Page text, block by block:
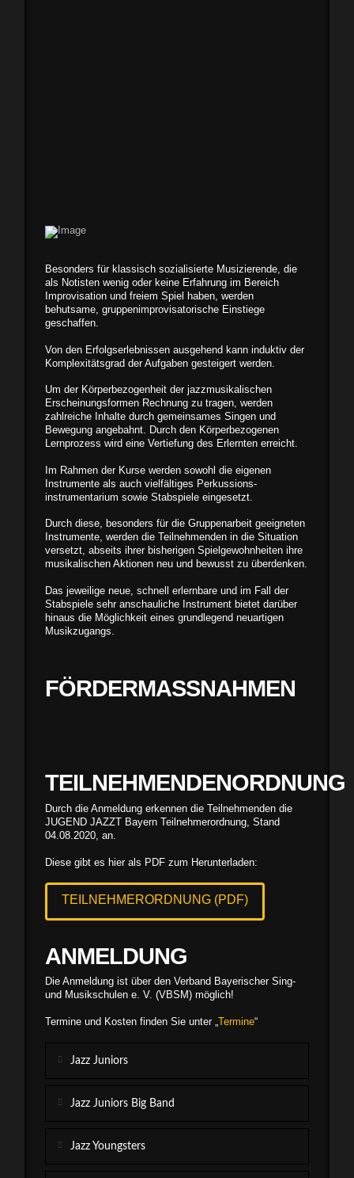
Besonders für klassisch sozialisierte Musizierende, die
als Notisten wenig oder keine Erfahrung im Bereich
Improvisation und freiem Spiel haben, werden
behutsame, gruppenimpro­visatorische Einstiege
geschaffen.
Von den Erfolgserlebnissen ausgehend kann induktiv der
Komplexitätsgrad der Aufgaben gesteigert werden.
Um der Körperbezogenheit der jazz­musikalischen
Erscheinungsformen Rech­nung zu tragen, werden
zahlreiche Inhalte durch gemeinsames Singen und
Bewegung angebahnt. Durch den Körperbezogenen
Lernprozess wird eine Vertiefung des Erlernten erreicht.
Im Rahmen der Kurse werden sowohl die eigenen
Instrumente als auch vielfältiges Perkussions­
instrumentarium sowie Stabspiele eingesetzt.
Durch diese, besonders für die Gruppen­arbeit geeigneten
Instrumente, werden die Teilnehmenden in die Situation
versetzt, abseits ihrer bishe­rigen Spielgewohnheiten ihre
musikalischen Ak­tionen neu und bewusst zu überdenken.
Das jeweilige neue, schnell er­lernbare und im Fall der
Stabspiele sehr anschauliche Instrument bietet darüber
hinaus die Möglichkeit eines grundlegend neuartigen
Musikzugangs.
FÖRDERMASSNAHMEN
TEILNEHMENDENORDNUNG
Durch die Anmeldung erkennen die Teilnehmenden die
JUGEND JAZZT Bayern Teilnehmerordnung, Stand
04.08.2020, an.
Diese gibt es hier als PDF zum Herunterladen:
TEILNEHMERORDNUNG (PDF)
ANMELDUNG
Die Anmeldung ist über den Verband Bayerischer Sing-
und Musikschulen e. V. (VBSM) möglich!
Termine und Kosten finden Sie unter „ Termine“
Jazz Juniors
Jazz Juniors Big Band
Jazz Youngsters